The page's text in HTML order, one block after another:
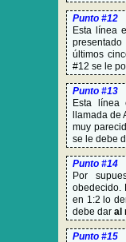
Punto #12
Esta línea
últimos
#12 se le
Punto #13
Esta
llamada
muy
se le debe
Punto #14
Por
obedecido.
en 1:2 lo
debe dar al
Punto #15